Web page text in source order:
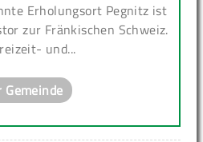
Erholungsort Pegnitz ist
zur Fränkischen Schweiz.
und...
Gemeinde